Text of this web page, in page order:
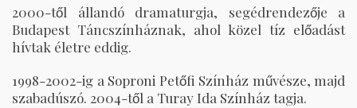
2000-től állandó dramaturgja, segédrendezője a
Budapest Táncszínháznak, ahol közel tíz előadást
hívtak életre eddig.
1998-2002-ig a Soproni Petőfi Színház művésze, majd
szabadúszó. 2004-től a Turay Ida Színház tagja.